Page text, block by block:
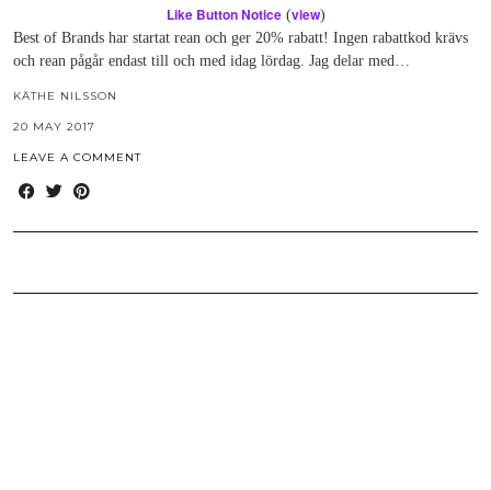
Like Button Notice(view)
Best of Brands har startat rean och ger 20% rabatt! Ingen rabattkod krävs
och rean pågår endast till och med idag lördag. Jag delar med…
KÄTHE NILSSON
20 MAY 2017
LEAVE A COMMENT